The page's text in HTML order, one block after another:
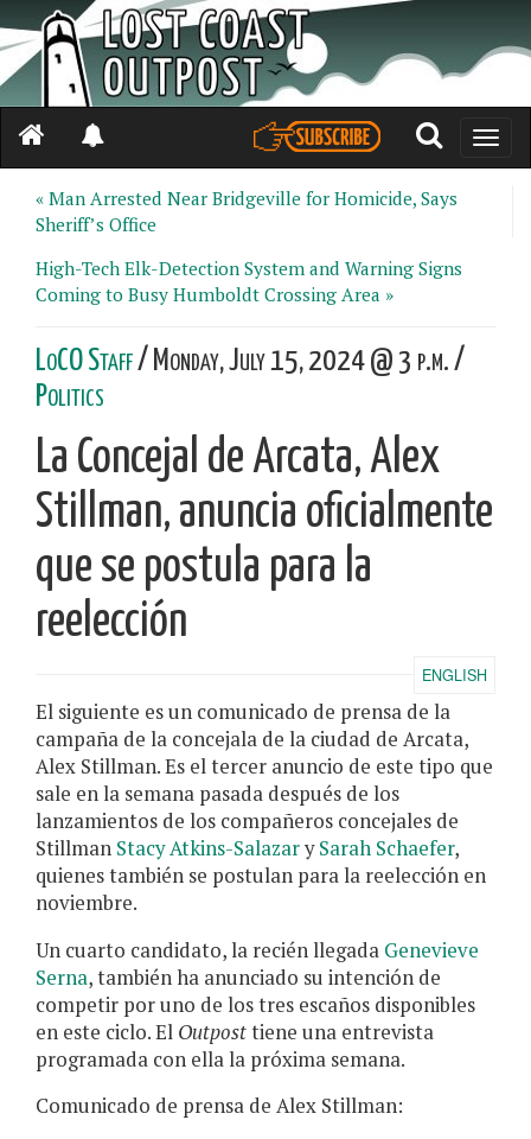
Toggle
« Man Arrested Near Bridgeville for Homicide, Says
Sheriff’s Office
High-Tech Elk-Detection System and Warning Signs
Coming to Busy Humboldt Crossing Area »
LoCO Staff/ Monday, July 15, 2024 @ 3 p.m. /
Politics
La Concejal de Arcata, Alex
Stillman, anuncia oficialmente
que se postula para la
reelección
ENGLISH
El siguiente es un comunicado de prensa de la
campaña de la concejala de la ciudad de Arcata,
Alex Stillman. Es el tercer anuncio de este tipo que
sale en la semana pasada después de los
lanzamientos de los compañeros concejales de
Stillman Stacy Atkins-SalazarySarah Schaefer,
quienes también se postulan para la reelección en
noviembre.
Un cuarto candidato, la recién llegada Genevieve
Serna, también ha anunciado su intención de
competir por uno de los tres escaños disponibles
en este ciclo. El Outposttiene una entrevista
programada con ella la próxima semana.
Comunicado de prensa de Alex Stillman: